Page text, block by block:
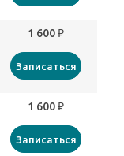
1 600 ₽
Записаться
1 600 ₽
Записаться